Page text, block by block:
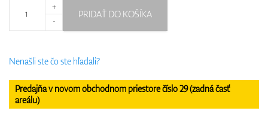
+
-
PRIDAŤ DO KOŠÍKA
Nenašli ste čo ste hľadali?
Predajňa v novom obchodnom priestore číslo 29 (zadná časť
areálu)